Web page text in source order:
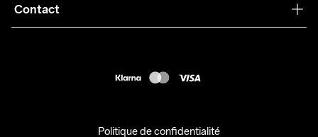
Collaborations
Retours
Contact
Politique de confidentialité